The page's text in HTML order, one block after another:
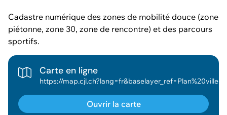
Cadastre numérique des zones de mobilité douce (zone
piétonne, zone 30, zone de rencontre) et des parcours
sportifs.
Carte en ligne
Ouvrir la carte